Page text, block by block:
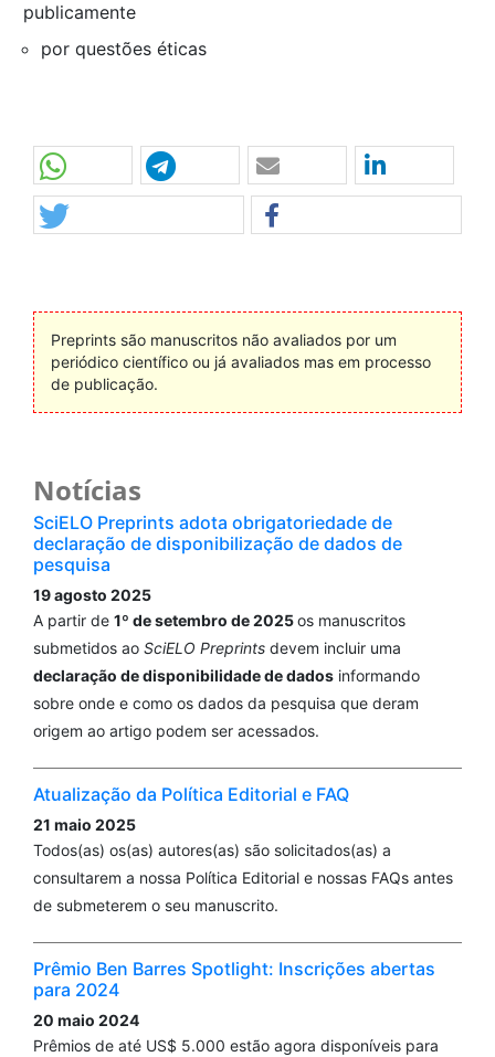
publicamente
por questões éticas
Preprints são manuscritos não avaliados por um
periódico científico ou já avaliados mas em processo
de publicação.
Notícias
SciELO Preprints adota obrigatoriedade de
declaração de disponibilização de dados de
pesquisa
19 agosto 2025
A partir de 1º de setembro de 2025os manuscritos
submetidos ao SciELO Preprints devem incluir uma
declaração de disponibilidade de dados informando
sobre onde e como os dados da pesquisa que deram
origem ao artigo podem ser acessados.
Atualização da Política Editorial e FAQ
21 maio 2025
Todos(as) os(as) autores(as) são solicitados(as) a
consultarem a nossa Política Editorial e nossas FAQs antes
de submeterem o seu manuscrito.
Prêmio Ben Barres Spotlight: Inscrições abertas
para 2024
20 maio 2024
Prêmios de até US$ 5.000 estão agora disponíveis para